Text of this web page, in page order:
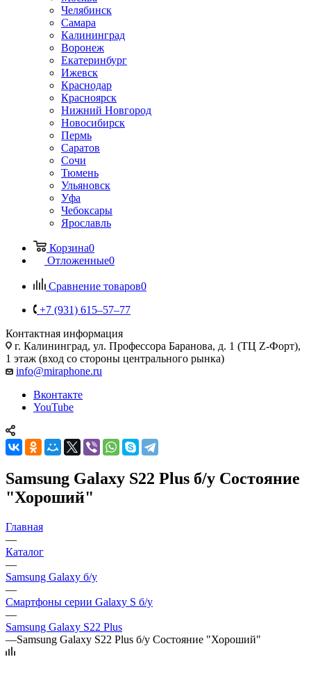
Челябинск
Самара
Калининград
Воронеж
Екатеринбург
Ижевск
Краснодар
Красноярск
Нижний Новгород
Новосибирск
Пермь
Саратов
Сочи
Тюмень
Ульяновск
Уфа
Чебоксары
Ярославль
Корзина0
Отложенные0
Сравнение товаров0
+7 (931) 615‒57‒77
Контактная информация
г. Калининград, ул. Профессора Баранова, д. 1 (ТЦ Z-Форт),
1 этаж (вход со стороны центрального рынка)
info@miraphone.ru
Вконтакте
YouTube
Samsung Galaxy S22 Plus б/у Состояние
"Хороший"
Главная
—
Каталог
—
Samsung Galaxy б/у
—
Смартфоны серии Galaxy S б/у
—
Samsung Galaxy S22 Plus
—Samsung Galaxy S22 Plus б/у Состояние "Хороший"